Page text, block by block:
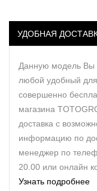
УДОБНАЯ
Данную модель Вы
любой удобный
совершенно
магазина
доставка с
информацию по
менеджер по
20.00 или онлайн
Узнать подробнее